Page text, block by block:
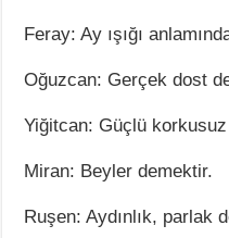
Feray: Ay ışığı
Oğuzcan: Gerçek dost
Yiğitcan: Güçlü
Miran: Beyler demektir.
Ruşen: Aydınlık, parlak